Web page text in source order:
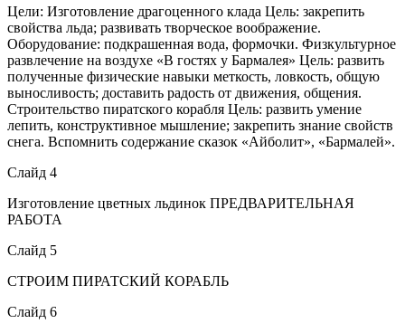
Цели: Изготовление драгоценного клада Цель: закрепить
свойства льда; развивать творческое воображение.
Оборудование: подкрашенная вода, формочки. Физкультурное
развлечение на воздухе «В гостях у Бармалея» Цель: развить
полученные физические навыки меткость, ловкость, общую
выносливость; доставить радость от движения, общения.
Строительство пиратского корабля Цель: развить умение
лепить, конструктивное мышление; закрепить знание свойств
снега. Вспомнить содержание сказок «Айболит», «Бармалей».
Слайд 4
Изготовление цветных льдинок ПРЕДВАРИТЕЛЬНАЯ
РАБОТА
Слайд 5
СТРОИМ ПИРАТСКИЙ КОРАБЛЬ
Слайд 6